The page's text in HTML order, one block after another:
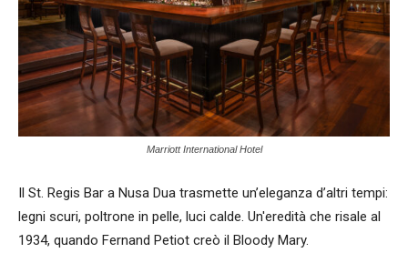
Marriott International Hotel
Il St. Regis Bar a Nusa Dua trasmette un’eleganza d’altri tempi:
legni scuri, poltrone in pelle, luci calde. Un'eredità che risale al
1934, quando Fernand Petiot creò il Bloody Mary.